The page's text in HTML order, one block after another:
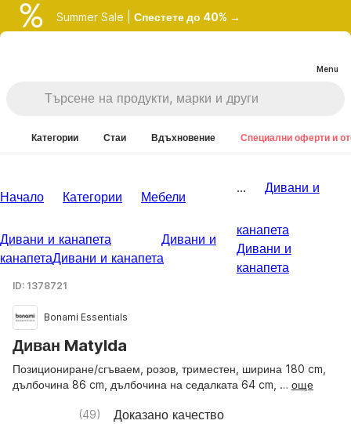
Summer Sale | Спестете до 40% →
Menu
Категории Стаи Вдъхновение Специални оферти и
Начало Категории Мебели
Дивани и канапета
Дивани и
канапетаДивани и канапета
... Дивани и
канапета
Дивани и
канапета
ID: 1378721
Bonami Essentials
Диван Matylda
Позициониране/сгъваем, розов, триместен, ширина 180 cm,
дълбочина 86 cm, дълбочина на седалката 64 cm , … още
(49) Доказано качество